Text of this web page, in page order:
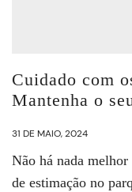
Cuidado com
Mantenha o
31 DE MAIO, 2024
Não há nada melhor
de estimação no